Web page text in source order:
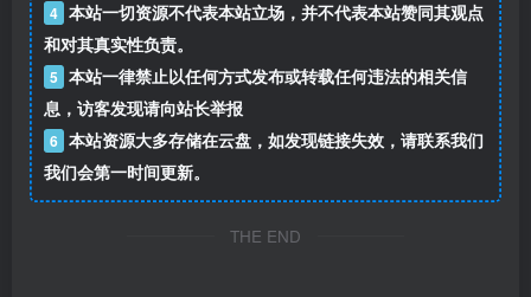
4 本站一切资源不代表本站立场，并不代表本站赞同其观点
和对其真实性负责。
5 本站一律禁止以任何方式发布或转载任何违法的相关信
息，访客发现请向站长举报
6 本站资源大多存储在云盘，如发现链接失效，请联系我们
我们会第一时间更新。
THE END